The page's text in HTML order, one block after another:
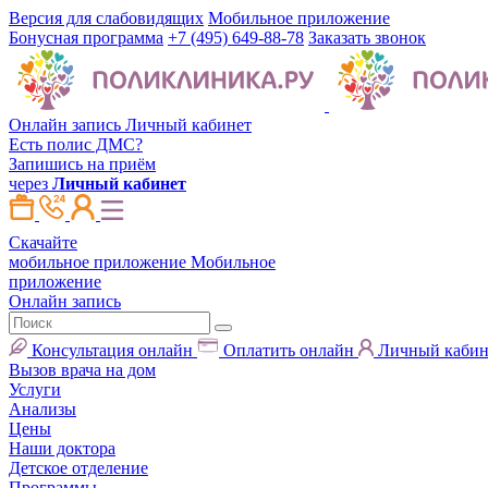
Версия для слабовидящих Мобильное приложение
Бонусная программа +7 (495) 649-88-78 Заказать звонок
Онлайн запись Личный кабинет
Есть полис ДМС?
Запишись на приём
через Личный кабинет
Скачайте
мобильное приложение Мобильное
приложение
Онлайн запись
Консультация онлайн Оплатить онлайн
Личный
Вызов врача на дом
Услуги
Анализы
Цены
Наши доктора
Детское отделение